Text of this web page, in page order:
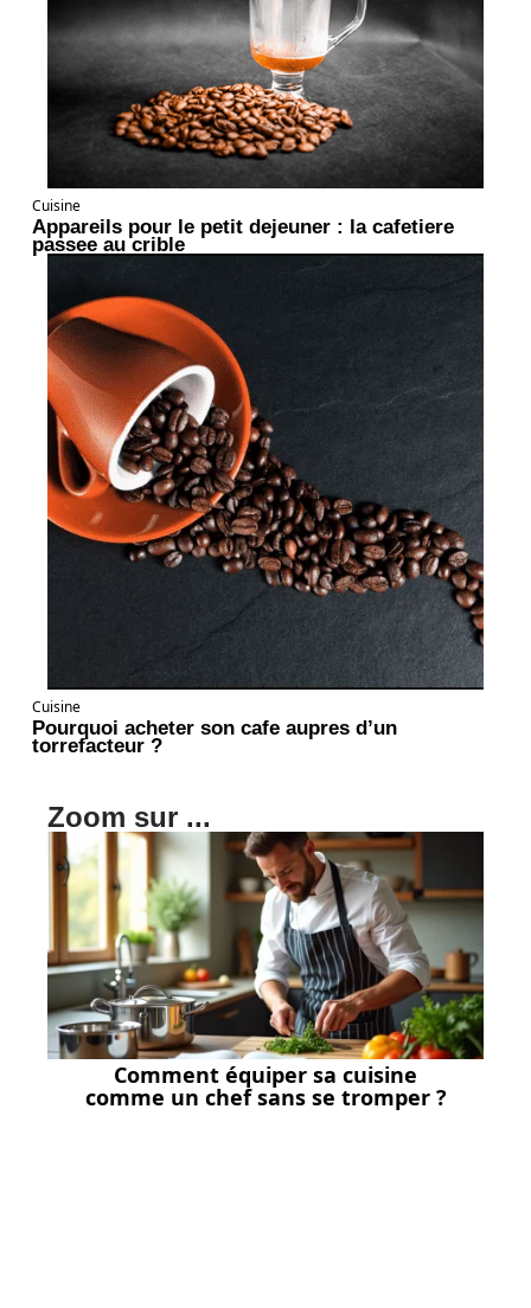
Cuisine
Appareils pour le petit dejeuner : la cafetiere
passee au crible
Cuisine
Pourquoi acheter son cafe aupres d’un
torrefacteur ?
Zoom sur ...
Comment équiper sa cuisine
comme un chef sans se tromper ?